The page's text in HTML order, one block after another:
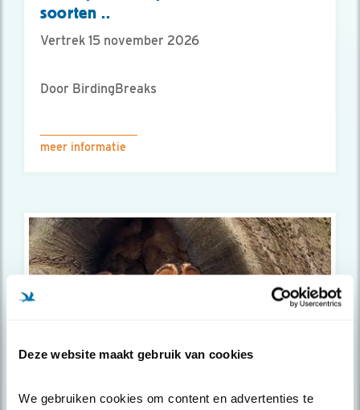
Deze website maakt gebruik van cookies
We gebruiken cookies om content en advertenties te
soorten ..
Vertrek 15 november 2026
Door BirdingBreaks
meer informatie
Vogelreis